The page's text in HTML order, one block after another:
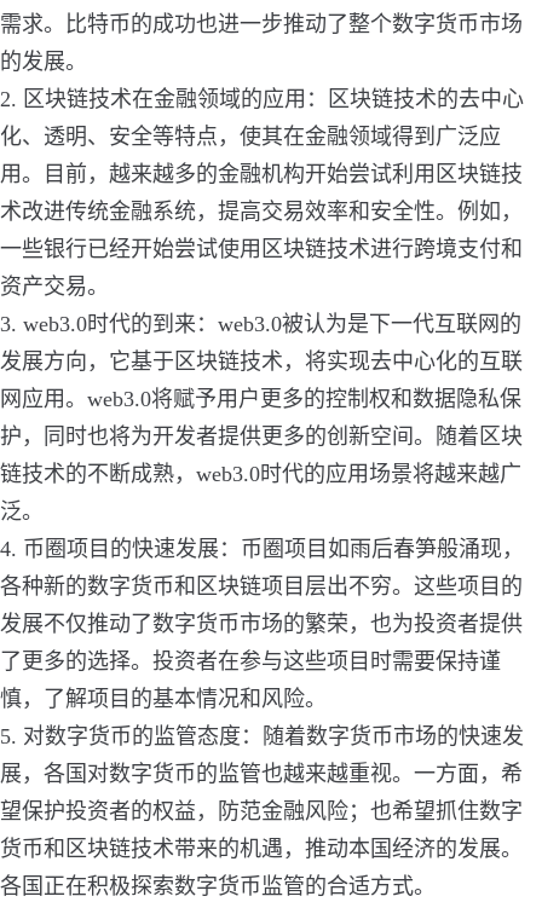
需求。比特币的成功也进一步推动了整个数字货币市场
的发展。
2. 区块链技术在金融领域的应用：区块链技术的去中心
化、透明、安全等特点，使其在金融领域得到广泛应
用。目前，越来越多的金融机构开始尝试利用区块链技
术改进传统金融系统，提高交易效率和安全性。例如，
一些银行已经开始尝试使用区块链技术进行跨境支付和
资产交易。
3. web3.0时代的到来：web3.0被认为是下一代互联网的
发展方向，它基于区块链技术，将实现去中心化的互联
网应用。web3.0将赋予用户更多的控制权和数据隐私保
护，同时也将为开发者提供更多的创新空间。随着区块
链技术的不断成熟，web3.0时代的应用场景将越来越广
泛。
4. 币圈项目的快速发展：币圈项目如雨后春笋般涌现，
各种新的数字货币和区块链项目层出不穷。这些项目的
发展不仅推动了数字货币市场的繁荣，也为投资者提供
了更多的选择。投资者在参与这些项目时需要保持谨
慎，了解项目的基本情况和风险。
5. 对数字货币的监管态度：随着数字货币市场的快速发
展，各国对数字货币的监管也越来越重视。一方面，希
望保护投资者的权益，防范金融风险；也希望抓住数字
货币和区块链技术带来的机遇，推动本国经济的发展。
各国正在积极探索数字货币监管的合适方式。